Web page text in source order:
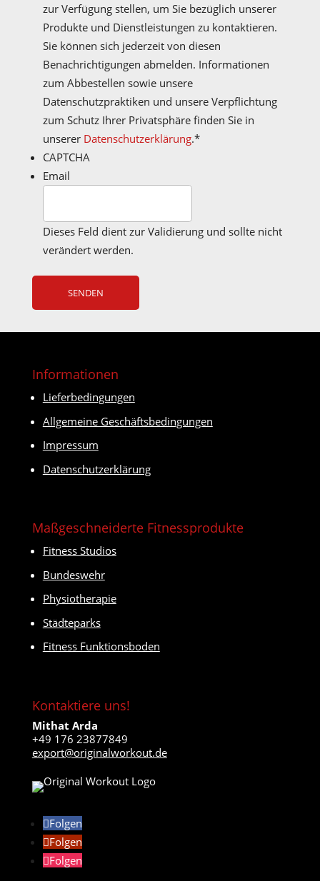
zur Verfügung stellen, um Sie bezüglich unserer
Produkte und Dienstleistungen zu kontaktieren.
Sie können sich jederzeit von diesen
Benachrichtigungen abmelden. Informationen
zum Abbestellen sowie unsere
Datenschutzpraktiken und unsere Verpflichtung
zum Schutz Ihrer Privatsphäre finden Sie in
unserer Datenschutzerklärung.*
CAPTCHA
Email
Dieses Feld dient zur Validierung und sollte nicht
verändert werden.
Informationen
Lieferbedingungen
Allgemeine Geschäftsbedingungen
Impressum
Datenschutzerklärung
Maßgeschneiderte Fitnessprodukte
Fitness Studios
Bundeswehr
Physiotherapie
Städteparks
Fitness Funktionsboden
Kontaktiere uns!
Mithat Arda
+49 176 23877849
export@originalworkout.de
Folgen
Folgen
Folgen